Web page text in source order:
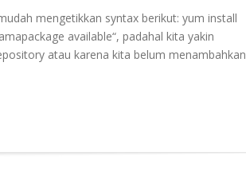
mengetikkan syntax berikut: yum install
available“, padahal kita yakin
atau karena kita belum menambahkan